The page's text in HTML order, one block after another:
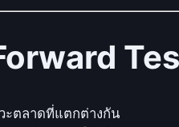
n
e
ะตลาดที่แตกต่างกัน